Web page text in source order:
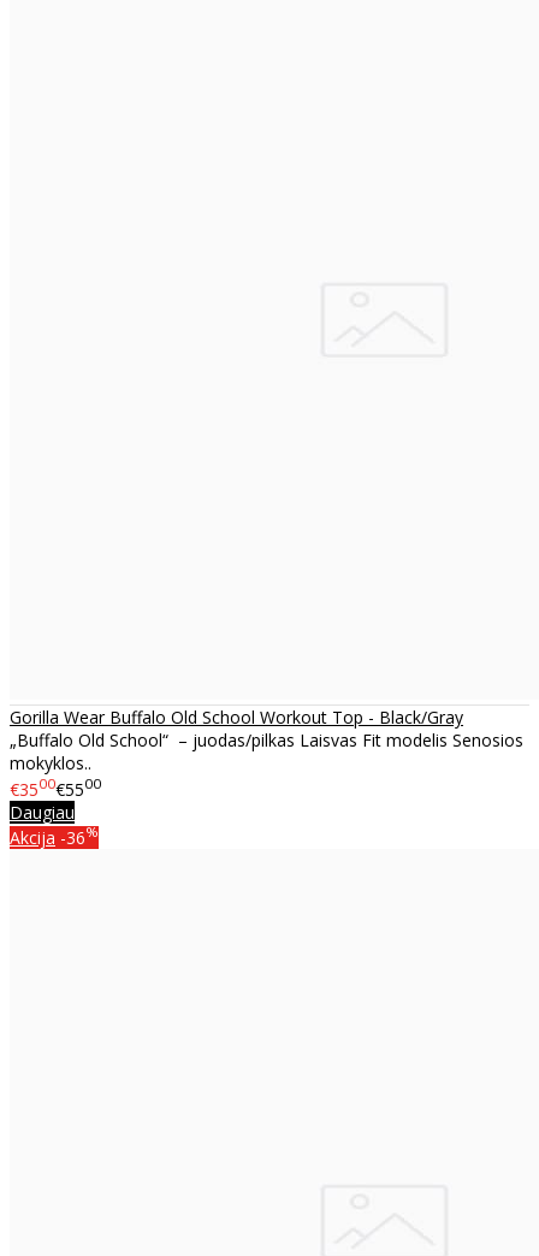
Gorilla Wear Buffalo Old School Workout Top - Black/Gray
„Buffalo Old School“ – juodas/pilkas Laisvas Fit modelis Senosios
mokyklos..
€3500€5500
Daugiau
Akcija -36%